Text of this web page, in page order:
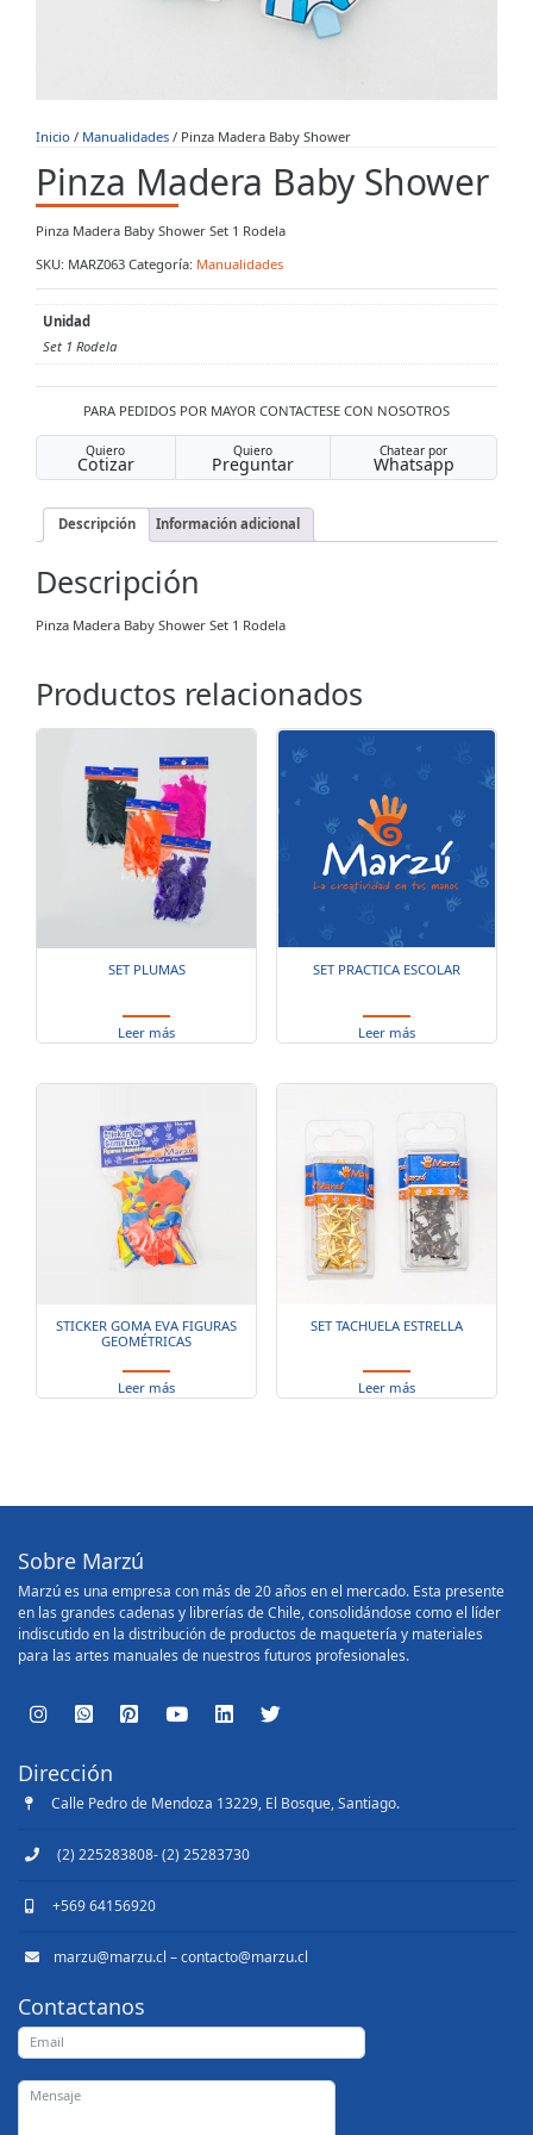
Inicio / Manualidades / Pinza Madera Baby Shower
Pinza Madera Baby Shower
Pinza Madera Baby Shower Set 1 Rodela
SKU: MARZ063 Categoría: Manualidades
Unidad
Set 1 Rodela
PARA PEDIDOS POR MAYOR CONTACTESE CON NOSOTROS
Quiero
Cotizar
Quiero
Preguntar
Chatear por
Whatsapp
Descripción Información adicional
Descripción
Pinza Madera Baby Shower Set 1 Rodela
Productos relacionados
SET PLUMAS
Leer más
SET PRACTICA ESCOLAR
Leer más
STICKER GOMA EVA FIGURAS
GEOMÉTRICAS
Leer más
SET TACHUELA ESTRELLA
Leer más
Sobre Marzú
Marzú es una empresa con más de 20 años en el mercado. Esta presente
en las grandes cadenas y librerías de Chile, consolidándose como el líder
indiscutido en la distribución de productos de maquetería y materiales
para las artes manuales de nuestros futuros profesionales.
Dirección
Calle Pedro de Mendoza 13229, El Bosque, Santiago.
(2) 225283808- (2) 25283730
+569 64156920
marzu@marzu.cl – contacto@marzu.cl
Contactanos